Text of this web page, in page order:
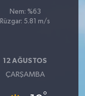
Nem: %63
Rüzgar: 5.81 m/s
12 AĞUSTOS
ÇARŞAMBA